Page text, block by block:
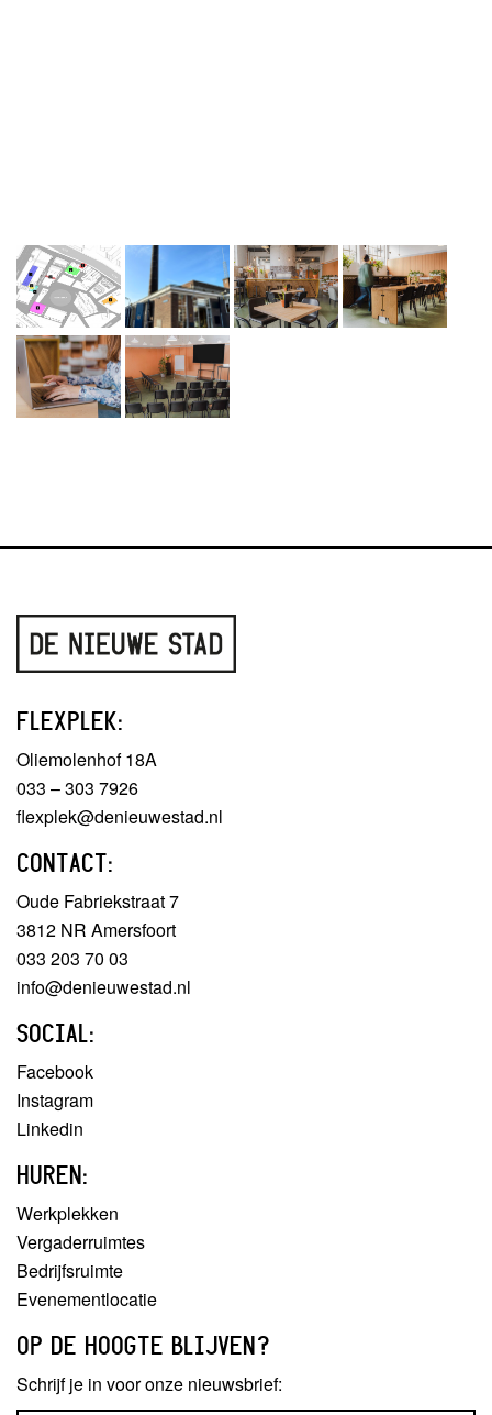
FLEXPLEK:
Oliemolenhof 18A
033 – 303 7926
flexplek@denieuwestad.nl
CONTACT:
Oude Fabriekstraat 7
3812 NR Amersfoort
033 203 70 03
info@denieuwestad.nl
SOCIAL:
Facebook
Instagram
Linkedin
HUREN:
Werkplekken
Vergaderruimtes
Bedrijfsruimte
Evenementlocatie
OP DE HOOGTE BLIJVEN?
Schrijf je in voor onze nieuwsbrief: